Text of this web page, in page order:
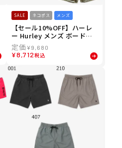
SALE ネコポス メンズ
【セール10%OFF】ハーレ
ー Hurley メンズ ボードシ
ョーツ トランクス PHANTO
M ブロックパーティ エコ サ
イドポケット 18" MBS0011
860 26SU
¥9,680
¥8,712税込